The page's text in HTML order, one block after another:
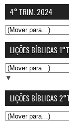
4° TRIM. 2024
LIÇÕES BÍBLICAS
▼
LIÇÕES BÍBLICAS